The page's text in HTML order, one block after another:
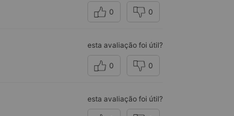
0 0
esta avaliação foi útil?
0 0
esta avaliação foi útil?